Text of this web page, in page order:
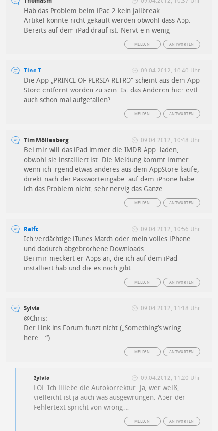
Hab das Problem beim iPad 2 kein jailbreak
Artikel konnte nicht gekauft werden obwohl dass App.
Bereits auf dem iPad drauf ist. Nervt ein wenig
ANTWORTEN
MELDEN
Tino T. 09.04.2012, 10:40 Uhr
Die App „PRINCE OF PERSIA RETRO“ scheint aus dem App
Store entfernt worden zu sein. Ist das Anderen hier evtl.
auch schon mal aufgefallen?
ANTWORTEN
MELDEN
Tim Möllenberg 09.04.2012, 10:48 Uhr
Bei mir will das iPad immer die IMDB App. laden,
obwohl sie installiert ist. Die Meldung kommt immer
wenn ich irgend etwas anderes aus dem AppStore kaufe,
direkt nach der Passworteingabe. auf dem iPhone habe
ich das Problem nicht, sehr nervig das Ganze
ANTWORTEN
MELDEN
Ralfz 09.04.2012, 10:56 Uhr
Ich verdächtige iTunes Match oder mein volles iPhone
und dadurch abgebrochene Downloads.
Bei mir meckert er Apps an, die ich auf dem iPad
installiert hab und die es noch gibt.
ANTWORTEN
MELDEN
Sylvia 09.04.2012, 11:18 Uhr
@Chris:
Der Link ins Forum funzt nicht („Something’s wring
here…“)
ANTWORTEN
MELDEN
Sylvia 09.04.2012, 11:20 Uhr
LOL Ich liiiebe die Autokorrektur. Ja, wer weiß,
vielleicht ist ja auch was ausgewrungen. Aber der
Fehlertext spricht von wrong…
ANTWORTEN
MELDEN